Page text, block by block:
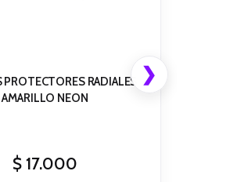
RADIALES
AMARILLO NEON
$ 17.000
❯